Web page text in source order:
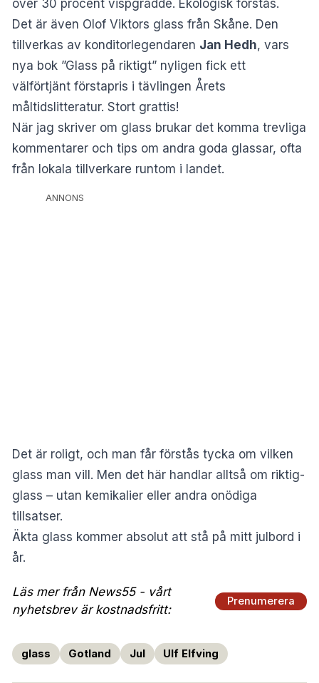
över 30 procent vispgrädde. Ekologisk förstås.
Det är även Olof Viktors glass från Skåne. Den
tillverkas av konditorlegendaren Jan Hedh, vars
nya bok ”Glass på riktigt” nyligen fick ett
välförtjänt förstapris i tävlingen Årets
måltidslitteratur. Stort grattis!
När jag skriver om glass brukar det komma trevliga
kommentarer och tips om andra goda glassar, ofta
från lokala tillverkare runtom i landet.
ANNONS
Det är roligt, och man får förstås tycka om vilken
glass man vill. Men det här handlar alltså om riktig-
glass – utan kemikalier eller andra onödiga
tillsatser.
Äkta glass kommer absolut att stå på mitt julbord i
år.
Läs mer från News55 - vårt
nyhetsbrev är kostnadsfritt:
Prenumerera
glass Gotland Jul Ulf Elfving